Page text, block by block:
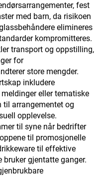
fest
med barn, da risikoen
elimineres
kompromitteres.
transport og oppstilling,
for
store mengder.
inkludere
eller tematiske
til arrangementet og
opplevelse.
til syne når bedrifter
til promosjonelle
til effektive
gjentatte ganger.